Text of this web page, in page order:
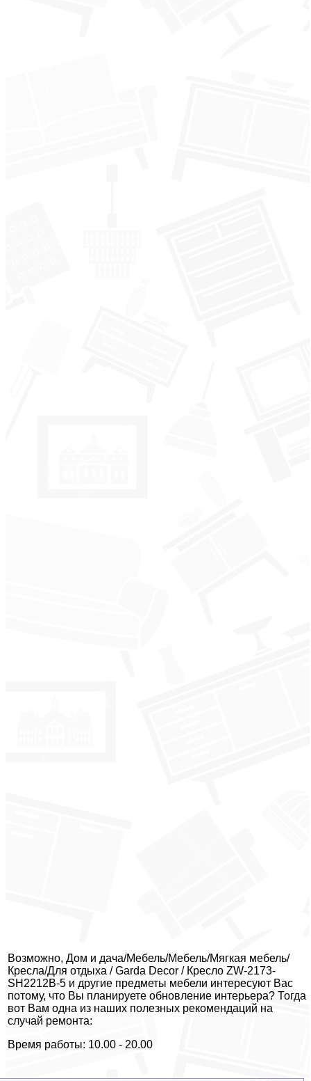
Возможно, Дом и дача/Мебель/Мебель/Мягкая мебель/
Кресла/Для отдыха / Garda Decor / Кресло ZW-2173-
SH2212B-5 и другие предметы мебели интересуют Вас
потому, что Вы планируете обновление интерьера? Тогда
вот Вам одна из наших полезных рекомендаций на
случай ремонта:
Время работы: 10.00 - 20.00